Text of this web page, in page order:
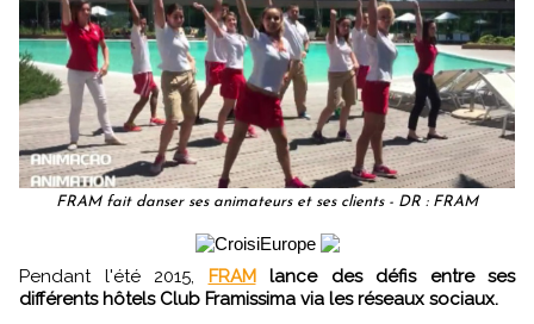
FRAM fait danser ses animateurs et ses clients - DR : FRAM
Pendant l'été 2015, FRAM
lance des défis entre ses
différents hôtels Club Framissima via les réseaux sociaux.